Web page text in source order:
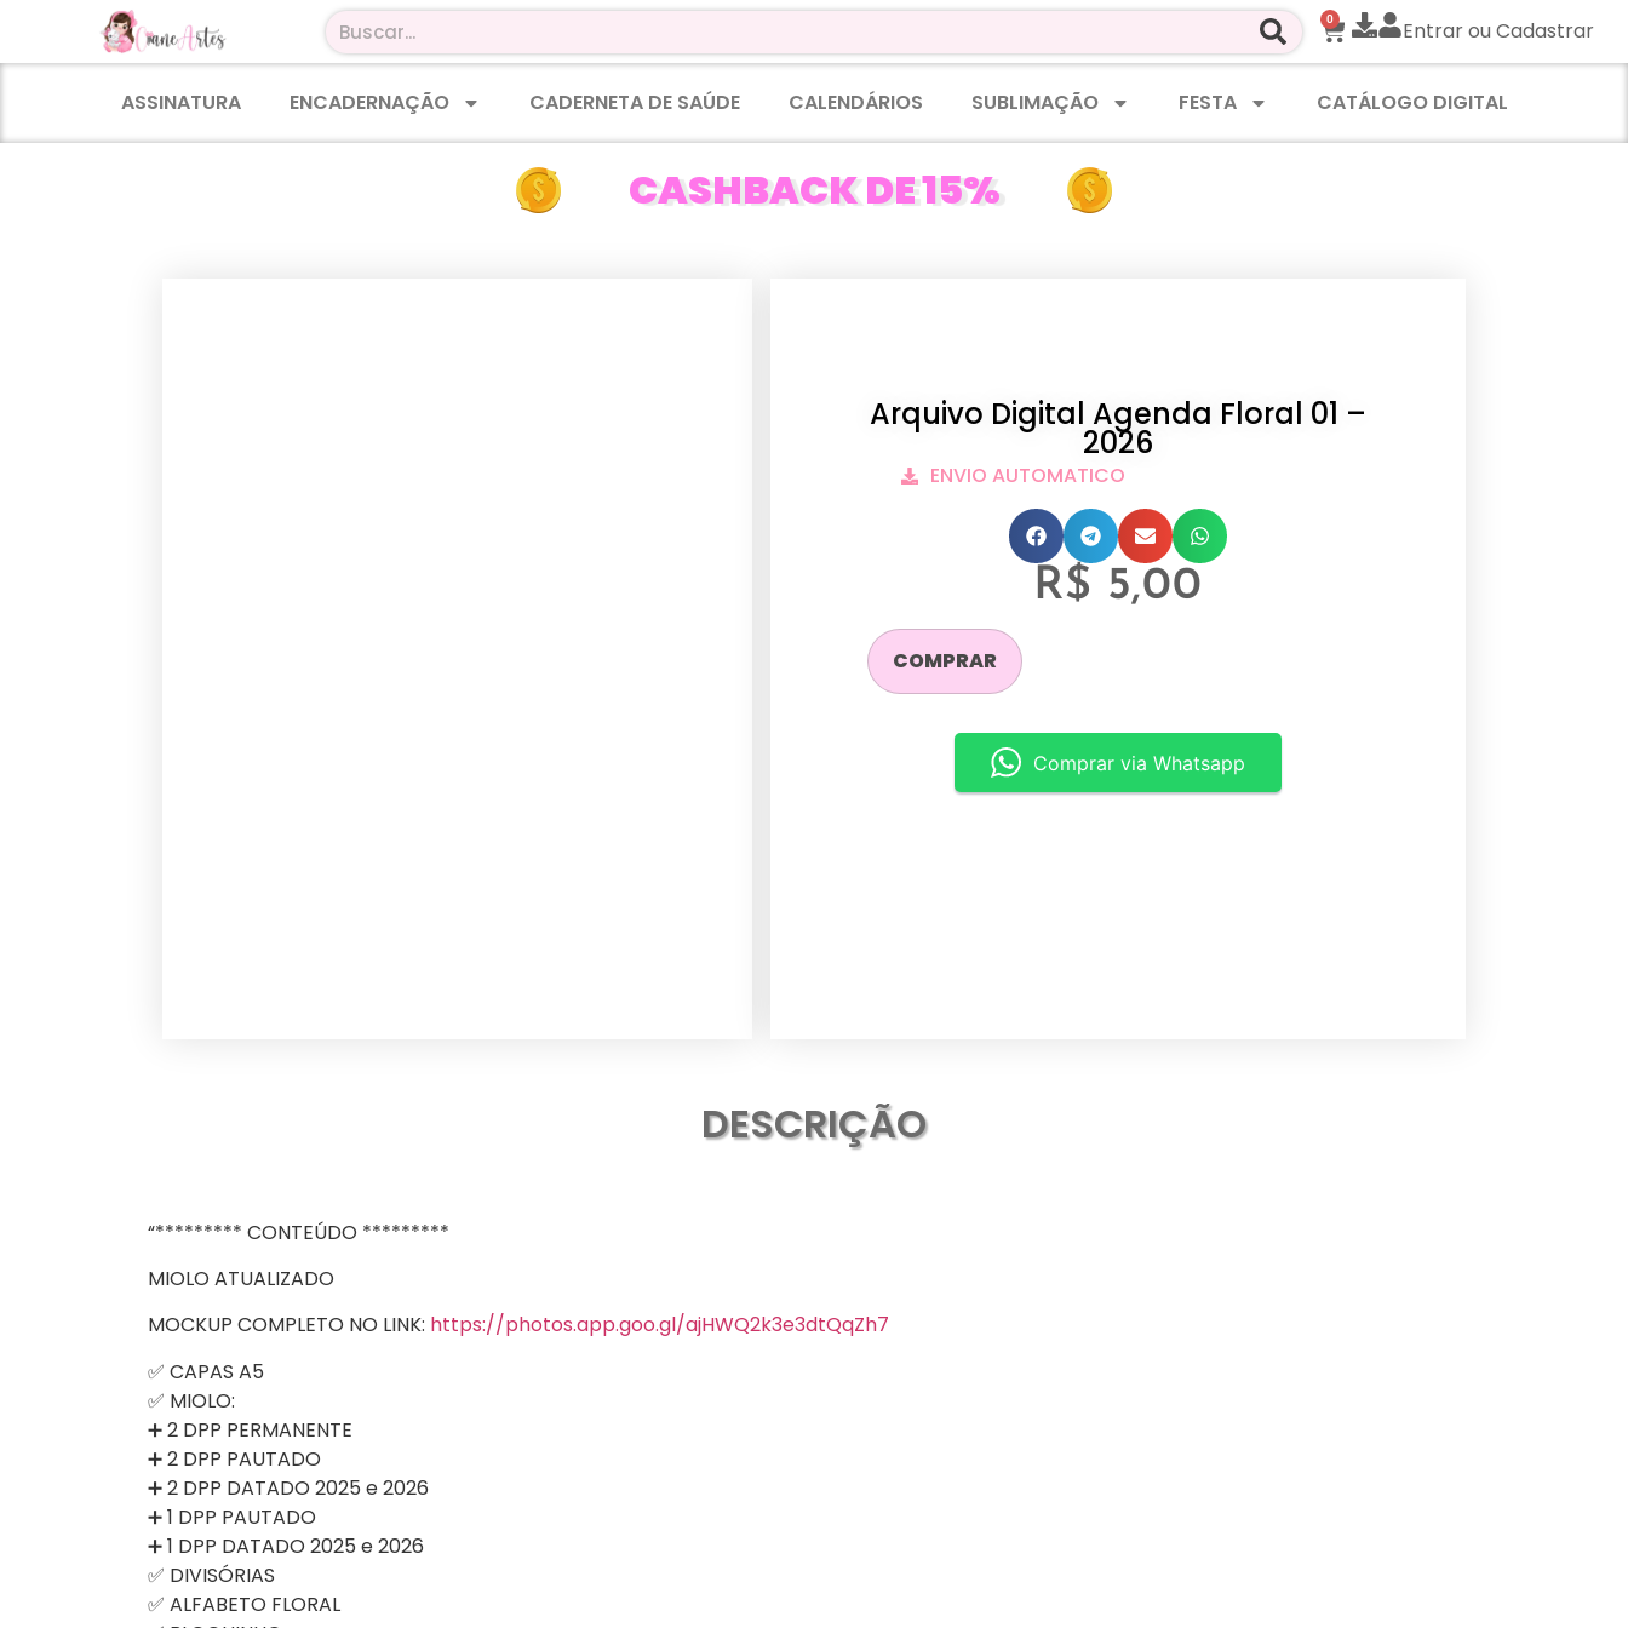
0 Entrar ou Cadastrar
ASSINATURA ENCADERNAÇÃO CADERNETA DE SAÚDE CALENDÁRIOS SUBLIMAÇÃO FESTA CATÁLOGO DIGITAL
CASHBACK DE 15%
Arquivo Digital Agenda Floral 01 –
2026
ENVIO AUTOMATICO
R$ 5,00
COMPRAR
Comprar via Whatsapp
DESCRIÇÃO
“********* CONTEÚDO *********
MIOLO ATUALIZADO
MOCKUP COMPLETO NO LINK: https://photos.app.goo.gl/ajHWQ2k3e3dtQqZh7
✅ CAPAS A5
✅ MIOLO:
➕ 2 DPP PERMANENTE
➕ 2 DPP PAUTADO
➕ 2 DPP DATADO 2025 e 2026
➕ 1 DPP PAUTADO
➕ 1 DPP DATADO 2025 e 2026
✅ DIVISÓRIAS
✅ ALFABETO FLORAL